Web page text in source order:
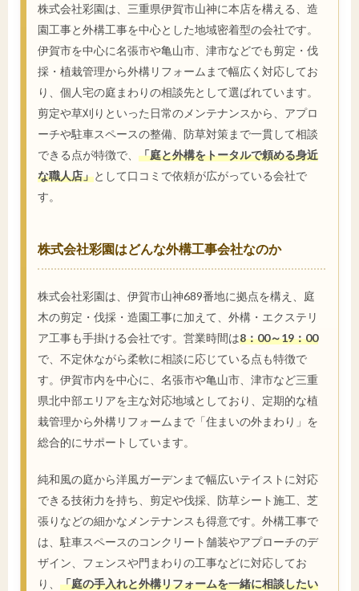
株式会社彩園は、三重県伊賀市山神に本店を構える、造
園工事と外構工事を中心とした地域密着型の会社です。
伊賀市を中心に名張市や亀山市、津市などでも剪定・伐
採・植栽管理から外構リフォームまで幅広く対応してお
り、個人宅の庭まわりの相談先として選ばれています。
剪定や草刈りといった日常のメンテナンスから、アプロ
ーチや駐車スペースの整備、防草対策まで一貫して相談
できる点が特徴で、 「庭と外構をトータルで頼める身近
な職人店」として口コミで依頼が広がっている会社で
す。
株式会社彩園はどんな外構工事会社なのか
株式会社彩園は、伊賀市山神689番地に拠点を構え、庭
木の剪定・伐採・造園工事に加えて、外構・エクステリ
ア工事も手掛ける会社です。営業時間は8：00～19：00
で、不定休ながら柔軟に相談に応じている点も特徴で
す。伊賀市内を中心に、名張市や亀山市、津市など三重
県北中部エリアを主な対応地域としており、定期的な植
栽管理から外構リフォームまで「住まいの外まわり」を
総合的にサポートしています。
純和風の庭から洋風ガーデンまで幅広いテイストに対応
できる技術力を持ち、剪定や伐採、防草シート施工、芝
張りなどの細かなメンテナンスも得意です。外構工事で
は、駐車スペースのコンクリート舗装やアプローチのデ
ザイン、フェンスや門まわりの工事などに対応してお
り、 「庭の手入れと外構リフォームを一緒に相談したい